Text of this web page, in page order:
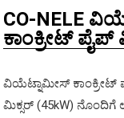
CO-NELE
ಕಾಂಕ್ರೀಟ್ ಪೈಪ್
ವಿಯೆಟ್ನಾಮೀಸ್ ಕಾಂಕ್ರೀಟ್
ಮಿಕ್ಸರ್ (45kW) ನೊಂದಿಗೆ